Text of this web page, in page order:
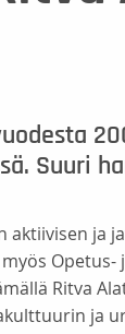
Suuri
aktiivisen ja
Ritva
ja